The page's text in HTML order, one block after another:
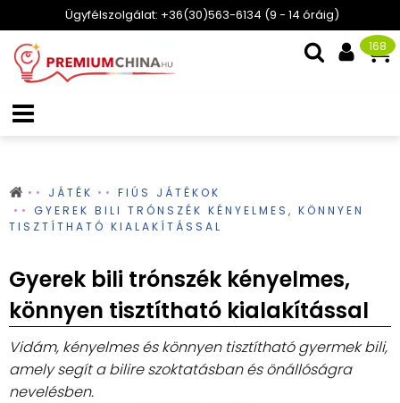
Ügyfélszolgálat: +36(30)563-6134 (9 - 14 óráig)
168
JÁTÉK
FIÚS JÁTÉKOK
GYEREK BILI TRÓNSZÉK KÉNYELMES, KÖNNYEN
TISZTÍTHATÓ KIALAKÍTÁSSAL
Gyerek bili trónszék kényelmes,
könnyen tisztítható kialakítással
Vidám, kényelmes és könnyen tisztítható gyermek bili,
amely segít a bilire szoktatásban és önállóságra
nevelésben.